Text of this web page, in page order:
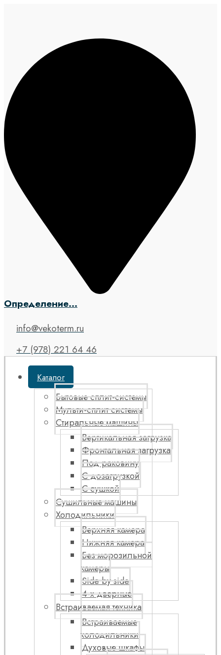
Определение...
info@vekoterm.ru
+7 (978) 221 64 46
Каталог
Бытовые сплит-системы
Мульти-сплит системы
Стиральные машины
Вертикальная загрузка
Фронтальная загрузка
Под раковину
С дозагрузкой
С сушкой
Сушильные машины
Холодильники
Верхняя камера
Нижняя камера
Без морозильной
камеры
Side by side
4-х дверные
Встраиваемая техника
Встраиваемые
холодильники
Духовые шкафы